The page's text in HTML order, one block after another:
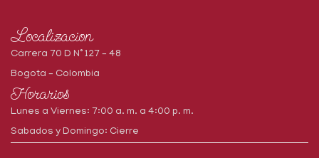
Localizacion
Carrera 70 D N° 127 – 48
Bogota – Colombia
Horarios
Lunes a Viernes: 7:00 a. m. a 4:00 p. m.
Sabados y Domingo: Cierre